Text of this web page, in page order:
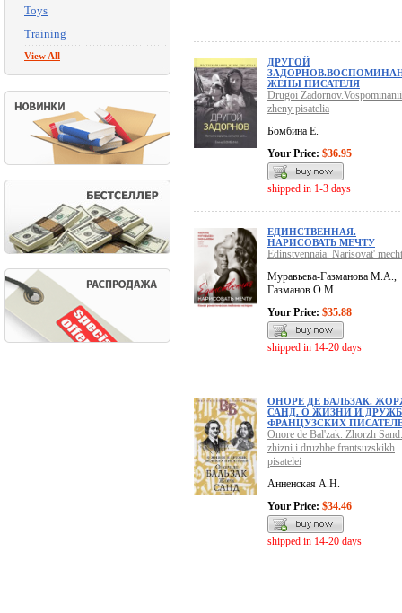
Toys
Training
View All
ДРУГОЙ
ЖЕНЫ ПИСАТЕЛЯ
Drugoi
zheny pisatelia
Бомбина Е.
Your Price: $36.95
shipped in 1-3 days
ЕДИНСТВЕННАЯ.
НАРИСОВАТЬ МЕЧТУ
Edinstvennaia. Narisovat'
Муравьева-Газманова М.А.,
Газманов О.М.
Your Price: $35.88
shipped in 14-20 days
ОНОРЕ ДЕ БАЛЬЗАК.
САНД. О ЖИЗНИ И
ФРАНЦУЗСКИХ
Onore de Bal'zak. Zhorzh
zhizni i druzhbe frantsuzskikh
pisatelei
Анненская А.Н.
Your Price: $34.46
shipped in 14-20 days